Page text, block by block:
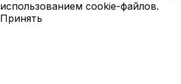
использованием cookie-файлов.
Принять